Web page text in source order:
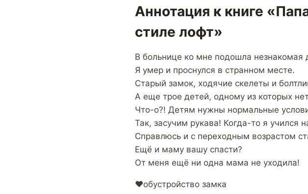
Аннотация к книге
стиле лофт»
В больнице ко мне подошла незнакомая
Я умер и проснулся в странном месте.
Старый замок, ходячие скелеты и
А еще трое детей, одному из которых
Что-о?! Детям нужны нормальные
Так, засучим рукава! Когда-то я
Справлюсь и с переходным возрастом
Ещё и маму вашу спасти?
От меня ещё ни одна мама не уходила!
♥обустройство замка